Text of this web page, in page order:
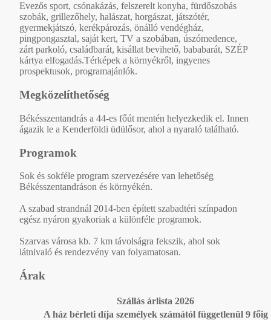
Evezős sport, csónakázás, felszerelt konyha, fürdőszobás
szobák, grillezőhely, halászat, horgászat, játszótér,
gyermekjátszó, kerékpározás, önálló vendégház,
pingpongasztal, saját kert, TV a szobában, úszómedence,
zárt parkoló, családbarát, kisállat bevihető, bababarát, SZÉP
kártya elfogadás.Térképek a környékről, ingyenes
prospektusok, programajánlók.
Megközelíthetőség
Békésszentandrás a 44-es főút mentén helyezkedik el. Innen
ágazik le a Kenderföldi üdülősor, ahol a nyaraló található.
Programok
Sok és sokféle program szervezésére van lehetőség
Békésszentandráson és környékén.
A szabad strandnál 2014-ben épített szabadtéri színpadon
egész nyáron gyakoriak a különféle programok.
Szarvas városa kb. 7 km távolságra fekszik, ahol sok
látnivaló és rendezvény van folyamatosan.
Árak
Szállás árlista 2026
A ház bérleti díja személyek számától függetlenül 9 főig